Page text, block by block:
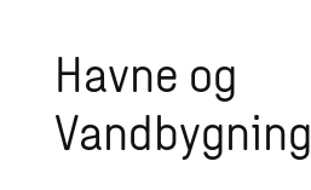
Havne og
Vandbygning